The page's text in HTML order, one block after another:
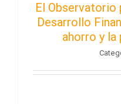
El Observatorio
Desarrollo
ahorro y la